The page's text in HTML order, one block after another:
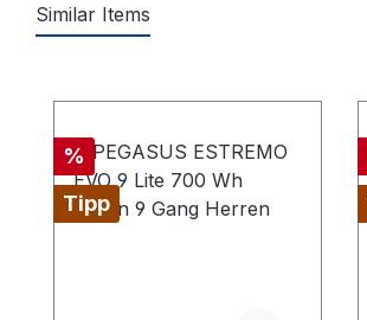
Similar Items
Rabatt
%
Tipp